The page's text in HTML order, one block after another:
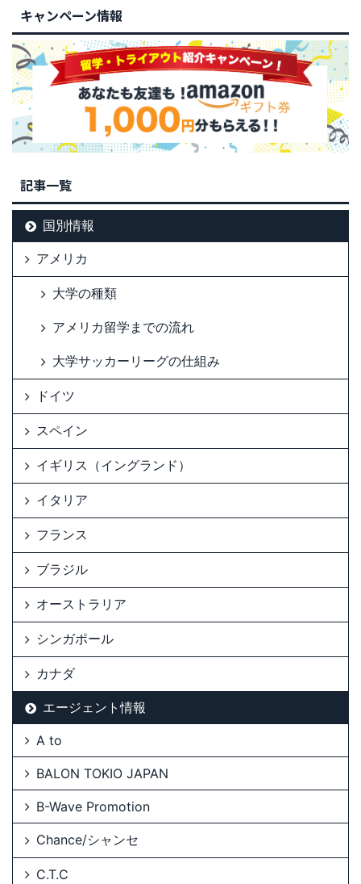
キャンペーン情報
記事一覧
国別情報
アメリカ
大学の種類
アメリカ留学までの流れ
大学サッカーリーグの仕組み
ドイツ
スペイン
イギリス（イングランド）
イタリア
フランス
ブラジル
オーストラリア
シンガポール
カナダ
エージェント情報
A to
BALON TOKIO JAPAN
B-Wave Promotion
Chance/シャンセ
C.T.C